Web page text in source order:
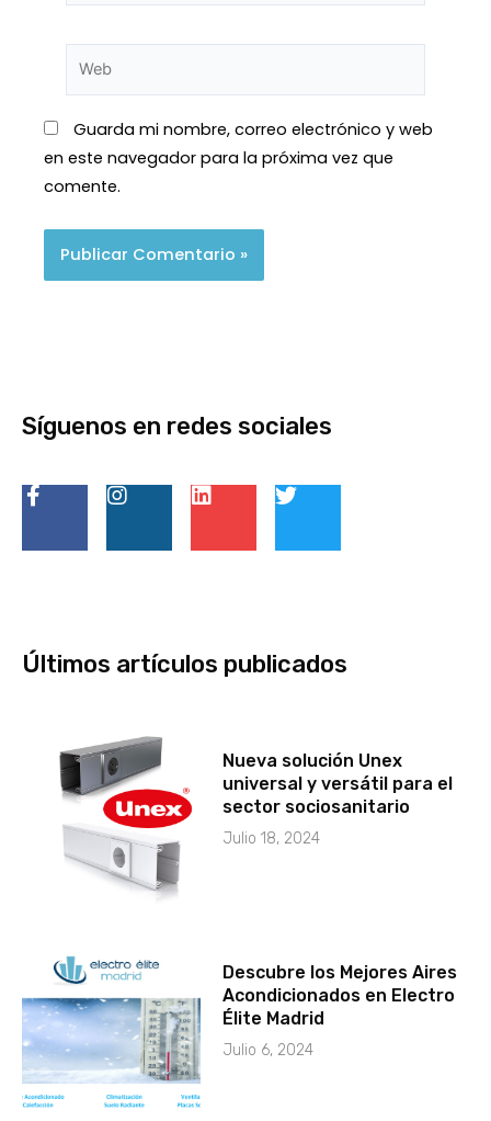
Guarda mi nombre, correo electrónico y web
en este navegador para la próxima vez que
comente.
Síguenos en redes sociales
Últimos artículos publicados
Nueva solución Unex
universal y versátil para el
sector sociosanitario
Julio 18, 2024
Descubre los Mejores Aires
Acondicionados en Electro
Élite Madrid
Julio 6, 2024